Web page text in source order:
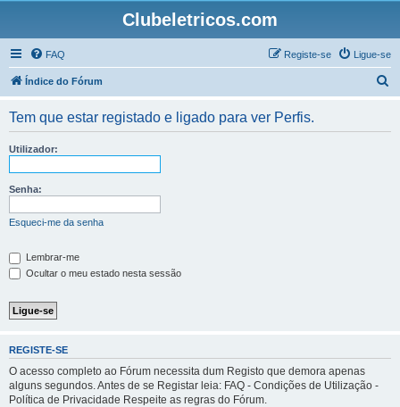
Clubeletricos.com
FAQ Ligue-se
Registe-se
Índice do Fórum
Tem que estar registado e ligado para ver Perfis.
Utilizador:
Senha:
Esqueci-me da senha
Lembrar-me
Ocultar o meu estado nesta sessão
REGISTE-SE
O acesso completo ao Fórum necessita dum Registo que demora apenas
alguns segundos. Antes de se Registar leia: FAQ - Condições de Utilização -
Política de Privacidade Respeite as regras do Fórum.